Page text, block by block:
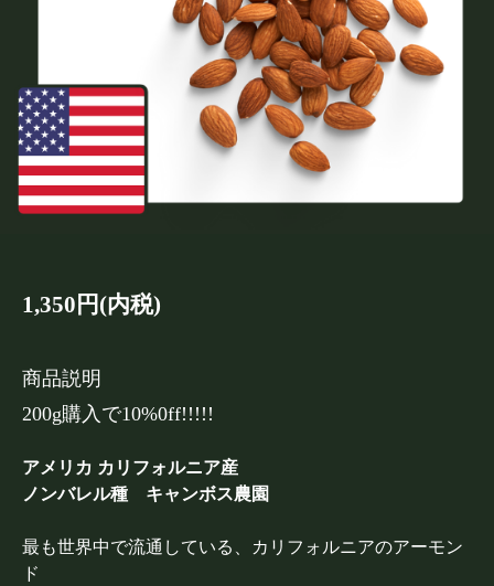
1,350円(内税)
商品説明
200g購入で10%0ff!!!!!
アメリカ カリフォルニア産
ノンバレル種 キャンボス農園
最も世界中で流通している、カリフォルニアのアーモン
ド